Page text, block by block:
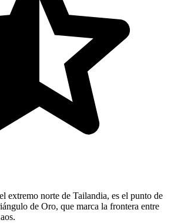
extremo norte de Tailandia, es el punto de
de Oro, que marca la frontera entre